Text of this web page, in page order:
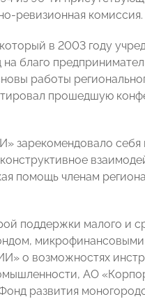
ревизионная комиссия.
в 2003 году
благо
работы
прошедшую
зарекомендовало себя
помощь членам
поддержки малого и
микрофинансовыми
о возможностях
АО
развития